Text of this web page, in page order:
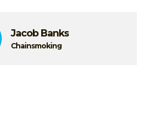
Jacob Banks
Chainsmoking